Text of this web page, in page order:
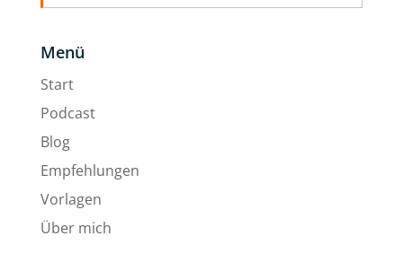
Menü
Start
Podcast
Blog
Empfehlungen
Vorlagen
Über mich